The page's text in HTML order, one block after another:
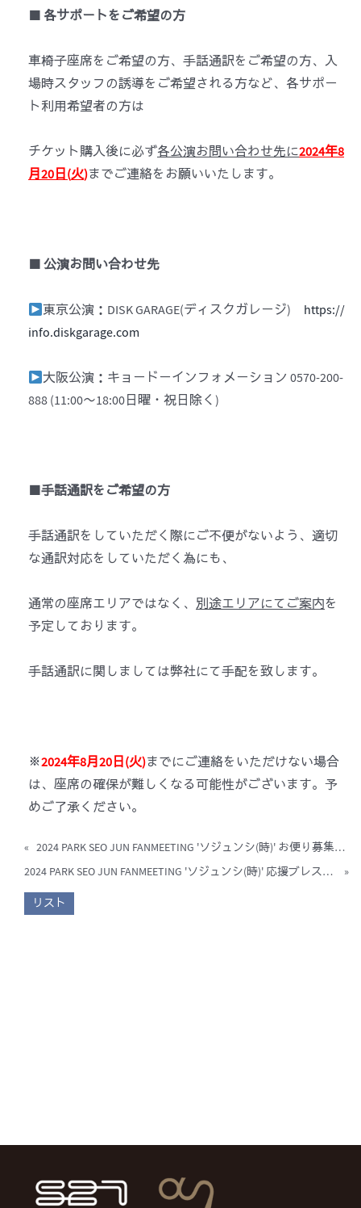
■ 各サポートをご希望の方
車椅子座席をご希望の方、手話通訳をご希望の方、入
場時スタッフの誘導をご希望される方など、 各サポー
ト利用希望者の方は
チケット購入後に必ず各公演お問い合わせ先に2024年8
月20日 (火)までご連絡をお願いいたします。
■ 公演お問い合わせ先
東京公演：DISK GARAGE(ディスクガレージ) https://
info.diskgarage.com
大阪公演：キョードーインフォメーション 0570-200-
888 (11:00〜18:00日曜・祝日除く)
■手話通訳をご希望の方
手話通訳をしていただく際にご不便がないよう、適切
な通訳対応をしていただく為にも、
通常の座席エリアではなく、 別途エリアにてご案内を
予定しております。
手話通訳に関しましては弊社にて手配を致します。
※2024年8月20日(火)までにご連絡をいただけない場合
は、座席の確保が難しくなる可能性がございます。予
めご了承ください。
«
2024 PARK SEO JUN FANMEETING 'ソジュンシ(時)' お便り募集のご案内
2024 PARK SEO JUN FANMEETING 'ソジュンシ(時)' 応援ブレスレット配布のご案内
»
リスト